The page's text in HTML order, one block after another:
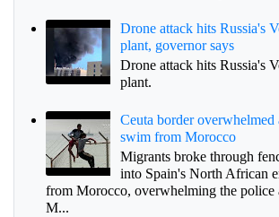
Drone attack hits Russia's
plant, governor says
Drone attack hits Russia's
plant.
Ceuta border overwhelmed
swim from Morocco
Migrants broke through
into Spain's North African
from Morocco, overwhelming the police
M...